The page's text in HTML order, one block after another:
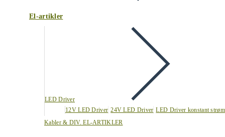
El-artikler
LED Driver
12V LED Driver 24V LED Driver LED Driver konstant strøm
Kabler & DIV. EL-ARTIKLER